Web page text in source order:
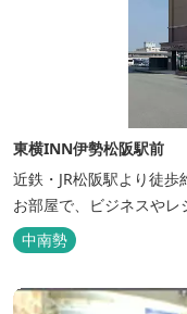
東横INN伊勢松阪駅前
近鉄・JR松阪駅より徒
お部屋で、ビジネスやレ
中南勢